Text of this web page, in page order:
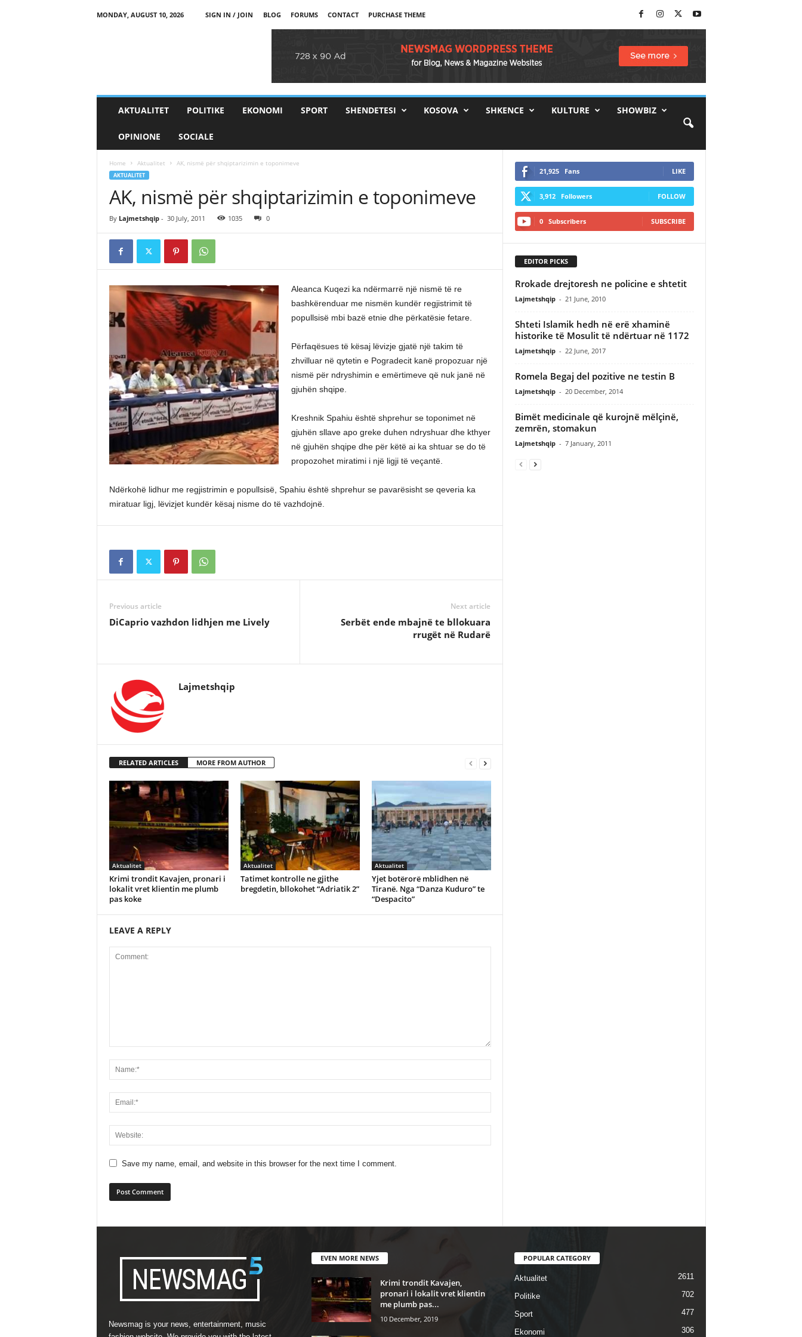
MONDAY, AUGUST 10, 2026 SIGN IN / JOIN BLOG FORUMS CONTACT PURCHASE THEME
AKTUALITET POLITIKE EKONOMI SPORT SHENDETESI KOSOVA SHKENCE KULTURE SHOWBIZ
OPINIONE SOCIALE
Home Aktualitet AK, nismë për shqiptarizimin e toponimeve
AKTUALITET
AK, nismë për shqiptarizimin e toponimeve
By Lajmetshqip- 30 July, 2011 1035 0
Aleanca Kuqezi ka ndërmarrë një nismë të re
bashkërenduar me nismën kundër regjistrimit të
popullsisë mbi bazë etnie dhe përkatësie fetare.
Përfaqësues të kësaj lëvizje gjatë një takim të
zhvilluar në qytetin e Pogradecit kanë propozuar një
nismë për ndryshimin e emërtimeve që nuk janë në
gjuhën shqipe.
Kreshnik Spahiu është shprehur se toponimet në
gjuhën sllave apo greke duhen ndryshuar dhe kthyer
në gjuhën shqipe dhe për këtë ai ka shtuar se do të
propozohet miratimi i një ligji të veçantë.
Ndërkohë lidhur me regjistrimin e popullsisë, Spahiu është shprehur se pavarësisht se qeveria ka
miratuar ligj, lëvizjet kundër kësaj nisme do të vazhdojnë.
Previous article
DiCaprio vazhdon lidhjen me Lively
Next article
Serbët ende mbajnë te bllokuara
rrugët në Rudarë
Lajmetshqip
RELATED ARTICLES MORE FROM AUTHOR
Aktualitet
Krimi trondit Kavajen, pronari i
lokalit vret klientin me plumb
pas koke
Aktualitet
Tatimet kontrolle ne gjithe
bregdetin, bllokohet “Adriatik 2”
Aktualitet
Yjet botërorë mblidhen në
Tiranë. Nga “Danza Kuduro” te
“Despacito”
LEAVE A REPLY
Save my name, email, and website in this browser for the next time I comment.
21,925 Fans LIKE
3,912 Followers FOLLOW
0 Subscribers SUBSCRIBE
EDITOR PICKS
Rrokade drejtoresh ne policine e shtetit
Lajmetshqip - 21 June, 2010
Shteti Islamik hedh në erë xhaminë
historike të Mosulit të ndërtuar në 1172
Lajmetshqip - 22 June, 2017
Romela Begaj del pozitive ne testin B
Lajmetshqip - 20 December, 2014
Bimët medicinale që kurojnë mëlçinë,
zemrën, stomakun
Lajmetshqip - 7 January, 2011
Newsmag is your news, entertainment, music
EVEN MORE NEWS
Krimi trondit Kavajen,
pronari i lokalit vret klientin
me plumb pas...
10 December, 2019
POPULAR CATEGORY
Aktualitet 2611
Politike 702
Sport 477
Ekonomi 306